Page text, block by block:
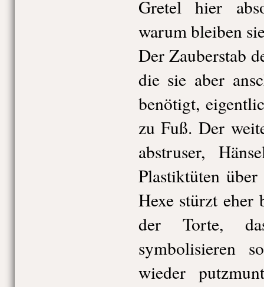
Gretel hier
warum bleiben
Der Zauberstab
die sie aber
benötigt,
zu Fuß. Der
abstruser,
Plastiktüten
Hexe stürzt
der Torte,
symbolisieren
wieder